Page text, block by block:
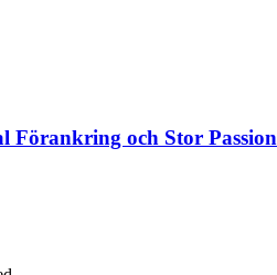
och Stor Passion